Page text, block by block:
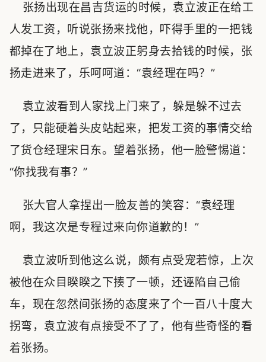
张扬出现在昌吉货运的时候，袁立波正在给工
人发工资，听说张扬来找他，吓得手里的一把钱
都掉在了地上，袁立波正躬身去拾钱的时候，张
扬走进来了，乐呵呵道：“袁经理在吗？”
袁立波看到人家找上门来了，躲是躲不过去
了，只能硬着头皮站起来，把发工资的事情交给
了货仓经理宋日东。望着张扬，他一脸警惕道：
“你找我有事？”
张大官人拿捏出一脸友善的笑容：“袁经理
啊，我这次是专程过来向你道歉的！”
袁立波听到他这么说，颇有点受宠若惊，上次
被他在众目睽睽之下揍了一顿，还诬陷自己偷
车，现在忽然间张扬的态度来了个一百八十度大
拐弯，袁立波有点接受不了了，他有些奇怪的看
着张扬。